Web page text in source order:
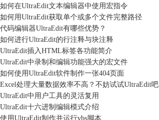
如何在UltraEdit文本编辑器中使用宏指令
如何用UltraEdit获取单个或多个文件完整路径
代码编辑器UltraEdit有哪些优势？
如何进行UltraEdit的行注释与块注释
UltraEdit插入HTML标签各功能简介
UltraEdit中录制和编辑功能强大的宏文件
如何使用UltraEdit软件制作一张404页面
Excel处理大量数据效率不高？不妨试试UltraEdit吧
UltraEdit中用户工具的灵活复用
UltraEdit十六进制编辑模式介绍
使用UltraEdit制作并运行vbs脚本